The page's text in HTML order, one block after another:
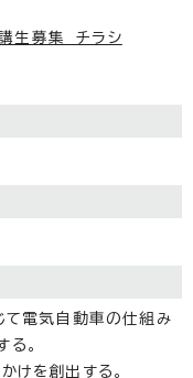
生募集 チラシ
電気自動車の仕組み
。
けを創出する。